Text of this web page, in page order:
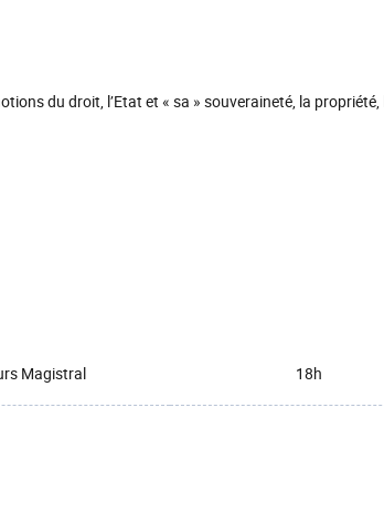
du droit, l’Etat et « sa » souveraineté, la propriété,
Magistral 18h